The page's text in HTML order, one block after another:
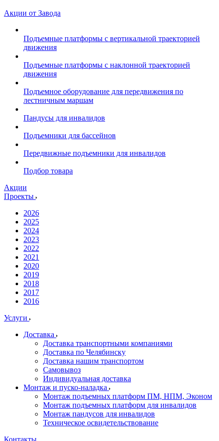
Акции от Завода
Подъемные платформы с вертикальной траекторией
движения
Подъемные платформы с наклонной траекторией
движения
Подъемное оборудование для передвижения по
лестничным маршам
Пандусы для инвалидов
Подъемники для бассейнов
Передвижные подъемники для инвалидов
Подбор товара
Акции
Проекты
2026
2025
2024
2023
2022
2021
2020
2019
2018
2017
2016
Услуги
Доставка
Доставка транспортными компаниями
Доставка по Челябинску
Доставка нашим транспортом
Самовывоз
Индивидуальная доставка
Монтаж и пуско-наладка
Монтаж подъемных платформ ПМ, НПМ, Эконом
Монтаж подъемных платформ для инвалидов
Монтаж пандусов для инвалидов
Техническое освидетельствование
Контакты